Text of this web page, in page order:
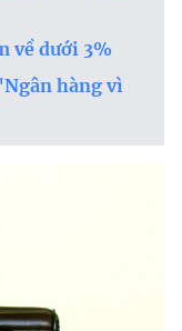
về dưới 3%
hàng vì